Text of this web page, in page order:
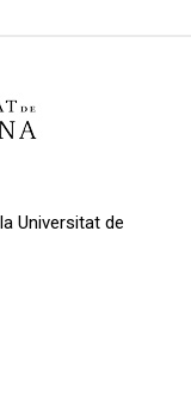
Universitat de